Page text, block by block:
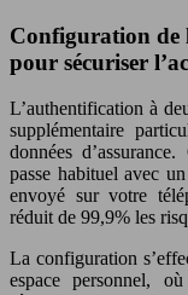
Configuration de
pour sécuriser
L’authentification à
supplémentaire
données
passe habituel avec
envoyé sur votre
réduit de 99,9% les
La configuration
espace personnel,